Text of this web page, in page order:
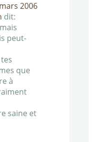
2006
dit:
peut-
que
à
saine et